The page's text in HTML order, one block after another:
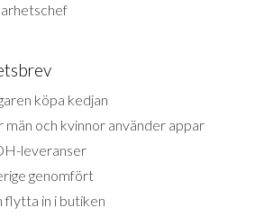
köpa kedjan
män och kvinnor använder appar
leveranser
genomfört
flytta in i butiken